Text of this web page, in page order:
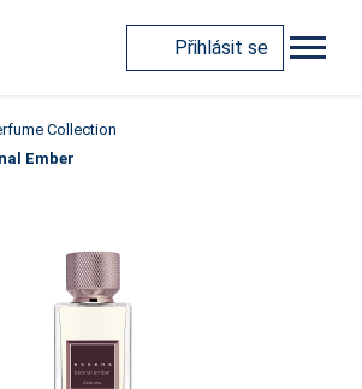
Přihlásit se
Collection
Ember